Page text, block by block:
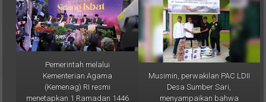
Pemerintah melalui
Kementerian Agama
(Kemenag) RI resmi
menetapkan 1 Ramadan 1446
H jatuh pada Sabtu, 1 Maret
Musimin, perwakilan PAC LDII
Desa Sumber Sari,
menyampaikan bahwa
bantuan ini merupakan bentuk